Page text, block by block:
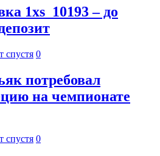
1xs_10193 – до
спустя 0
потребовал
на чемпионате
спустя 0